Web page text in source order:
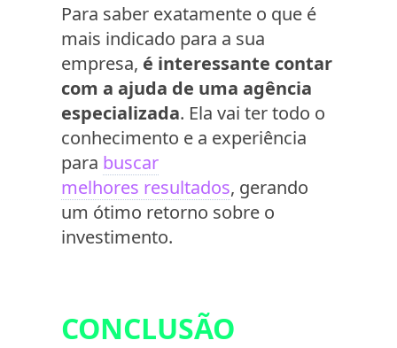
Para saber exatamente o que é
mais indicado para a sua
empresa, é interessante contar
com a ajuda de uma agência
especializada. Ela vai ter todo o
conhecimento e a experiência
para buscar
melhores resultados, gerando
um ótimo retorno sobre o
investimento.
CONCLUSÃO